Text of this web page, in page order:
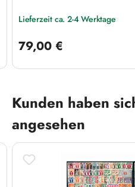
Lieferzeit ca. 2-4 Werktage
79,00 €
Produktgalerie überspringen
Kunden haben
angesehen